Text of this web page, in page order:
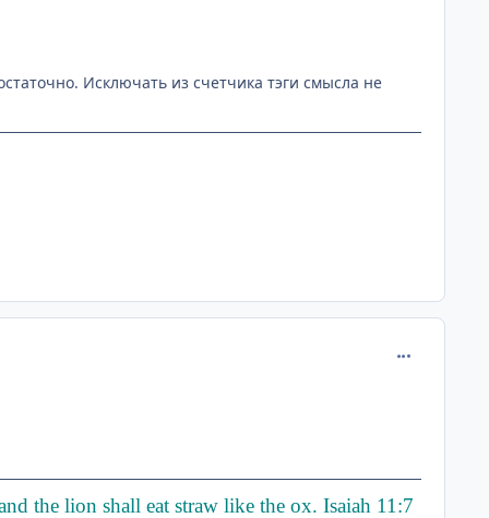
Исключать из счетчика тэги смысла не
the lion shall eat straw like the ox. Isaiah 11:7